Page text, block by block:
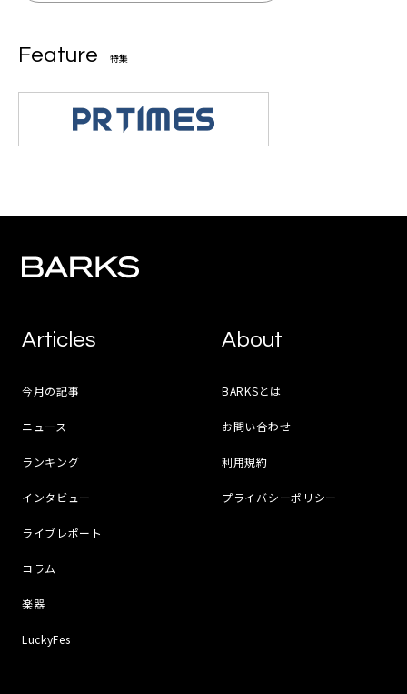
Feature 特集
Articles
今月の記事
ニュース
ランキング
インタビュー
ライブレポート
コラム
楽器
LuckyFes
About
BARKSとは
お問い合わせ
利用規約
プライバシーポリシー